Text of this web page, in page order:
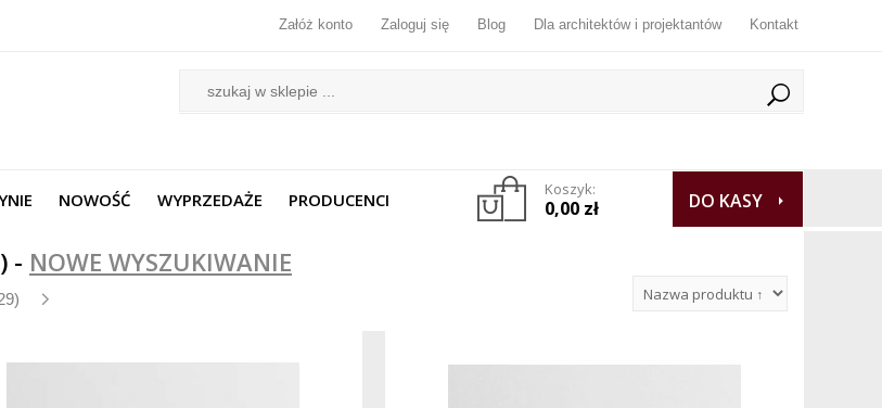
Załóż konto Zaloguj się Blog Dla architektów i projektantów Kontakt
NOWOŚĆ WYPRZEDAŻE PRODUCENCI Koszyk:
0,00 zł DO KASY
- NOWE WYSZUKIWANIE